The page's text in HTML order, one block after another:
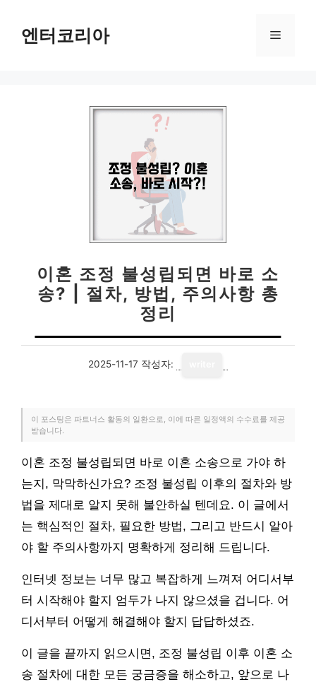
엔터코리아 메
이혼 조정 불성립되면 바로 소
송? | 절차, 방법, 주의사항 총
정리
2025-11-17 작성자:
이 포스팅은 파트너스 활동의 일환으로, 이에 따른 일정액의 수수료를 제공
받습니다.
이혼 조정 불성립되면 바로 이혼 소송으로 가야 하
는지, 막막하신가요? 조정 불성립 이후의 절차와 방
법을 제대로 알지 못해 불안하실 텐데요. 이 글에서
는 핵심적인 절차, 필요한 방법, 그리고 반드시 알아
야 할 주의사항까지 명확하게 정리해 드립니다.
인터넷 정보는 너무 많고 복잡하게 느껴져 어디서부
터 시작해야 할지 엄두가 나지 않으셨을 겁니다. 어
디서부터 어떻게 해결해야 할지 답답하셨죠.
이 글을 끝까지 읽으시면, 조정 불성립 이후 이혼 소
송 절차에 대한 모든 궁금증을 해소하고, 앞으로 나